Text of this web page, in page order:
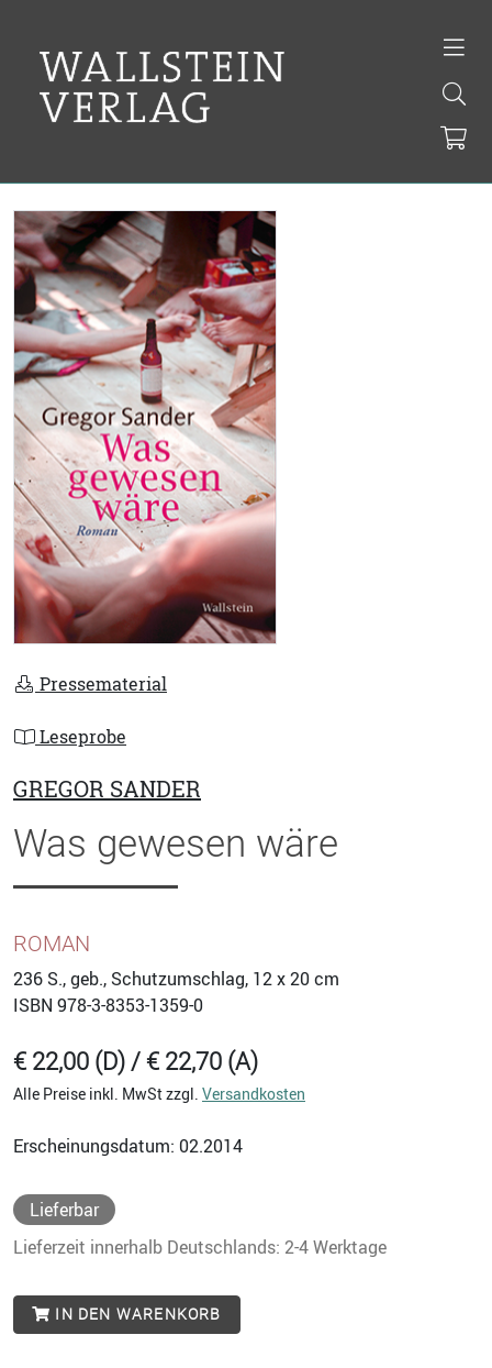
Pressematerial
Leseprobe
GREGOR SANDER
Was gewesen wäre
ROMAN
236 S., geb., Schutzumschlag, 12 x 20 cm
ISBN 978-3-8353-1359-0
€ 22,00 (D) / € 22,70 (A)
Alle Preise inkl. MwSt zzgl. Versandkosten
Erscheinungsdatum: 02.2014
Lieferbar
Lieferzeit innerhalb Deutschlands: 2-4 Werktage
IN DEN WARENKORB